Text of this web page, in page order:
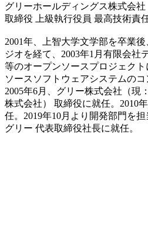
グリーホールディングス株式会社
取締役 上級執行役員 最高技術責
2001年、上智大学文学部を卒業
ジオを経て、2003年1月有限会社
等のオープンソースプロジェク
ソースソフトウェアシステムのコ
2005年6月、グリー株式会社（現
株式会社） 取締役に就任。2010
任。2019年10月より開発部門を
グリー 代表取締役社長に就任。